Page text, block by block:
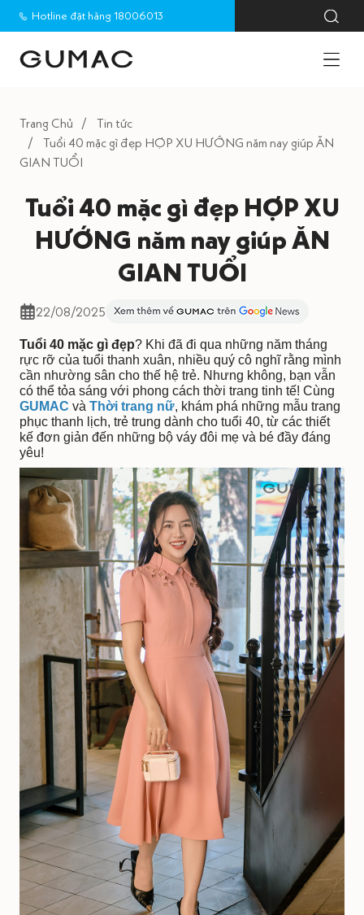
Hotline đặt hàng 18006013
Trang Chủ
Tin tức
Tuổi 40 mặc gì đẹp HỢP XU HƯỚNG năm nay giúp ĂN
GIAN TUỔI
Tuổi 40 mặc gì đẹp HỢP XU
HƯỚNG năm nay giúp ĂN
GIAN TUỔI
22/08/2025
Tuổi 40 mặc gì đẹp? Khi đã đi qua những năm tháng
rực rỡ của tuổi thanh xuân, nhiều quý cô nghĩ rằng mình
cần nhường sân cho thế hệ trẻ. Nhưng không, bạn vẫn
có thể tỏa sáng với phong cách thời trang tinh tế! Cùng
GUMAC và Thời trang nữ, khám phá những mẫu trang
phục thanh lịch, trẻ trung dành cho tuổi 40, từ các thiết
kế đơn giản đến những bộ váy đôi mẹ và bé đầy đáng
yêu!